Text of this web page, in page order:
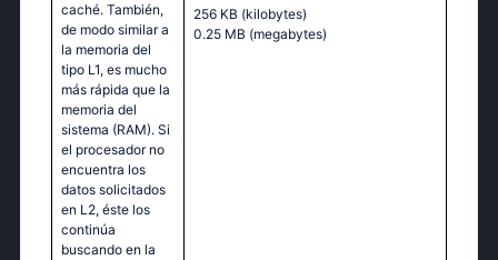
caché. También,
de modo similar a
la memoria del
tipo L1, es mucho
más rápida que la
memoria del
sistema (RAM). Si
el procesador no
encuentra los
datos solicitados
en L2, éste los
continúa
buscando en la
256 KB (kilobytes)
0.25 MB (megabytes)